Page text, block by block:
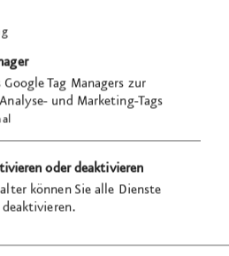
Tag Managers zur
und Marketing-Tags
oder deaktivieren
können Sie alle Dienste